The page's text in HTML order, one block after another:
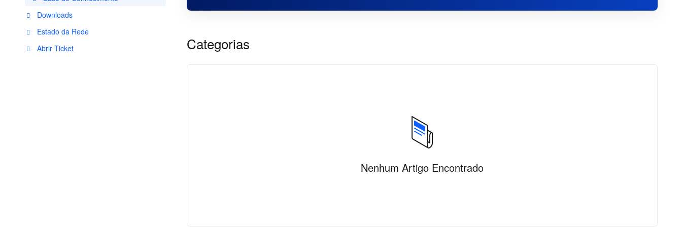
Downloads
Estado da Rede
Abrir Ticket
Categorias
Nenhum Artigo Encontrado